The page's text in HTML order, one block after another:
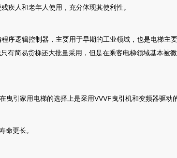
疾人和老年人使用，充分体现其使利性。
序逻辑控制器，主要用于早期的工业领域，也是电梯主
有简易货梯还大批量采用，但是在乘客电梯领域基本被
引家用电梯的选择上是采用VVVF曳引机和变频器驱动
命更长。